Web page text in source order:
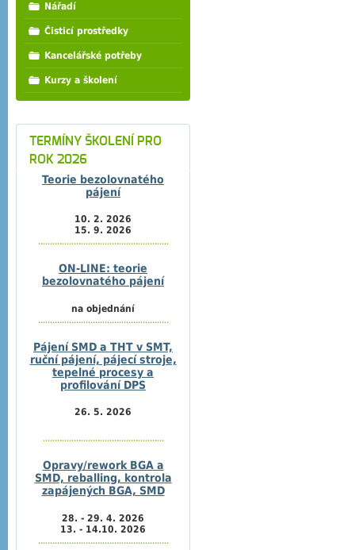
Nářadí
Čisticí prostředky
Kancelářské potřeby
Kurzy a školení
TERMÍNY ŠKOLENÍ PRO
ROK 2026
Teorie bezolovnatého
pájení
10. 2. 2026
15. 9. 2026
.......................................................
ON-LINE: teorie
bezolovnatého pájení
na objednání
.......................................................
Pájení SMD a THT v SMT,
ruční pájení, pájecí stroje,
tepelné procesy a
profilování DPS
26. 5. 2026
...................................................
Opravy/rework BGA a
SMD, reballing, kontrola
zapájených BGA, SMD
28. - 29. 4. 2026
13. - 14.10. 2026
.......................................................